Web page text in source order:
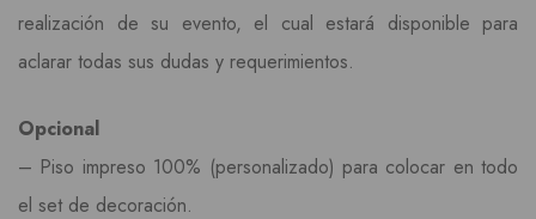
realización de su evento, el cual estará disponible para
aclarar todas sus dudas y requerimientos.
Opcional
– Piso impreso 100% (personalizado) para colocar en todo
el set de decoración.